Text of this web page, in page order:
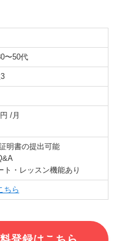
〜50代
/月
明書の提出可能
ト・レッスン機能あり
ちら